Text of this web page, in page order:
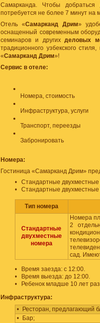
Самарканда. Чтобы
потребуется не более 7 минут на
Отель «Самарканд Дрим»
оснащенный современным
семинаров и другихделовых
традиционного узбекского
«Самарканд Дрим»!
Сервис в отеле:
Номера, стоимость
Инфраструктура, услуги
Транспорт, переезды
Забронировать
Номера:
Гостиница «Самарканд Дрим»
•
Стандартные
•
Стандартные двухместные
Тип номера
Стандартные
двухместные
номера
Номера
2
сад.
•
Время заезда: с 12:00.
•
Время выезда: до 12:00.
•
Ребенок младше 10 лет
Инфраструктура:
•
Ресторан, предлагающий
•
Бар;